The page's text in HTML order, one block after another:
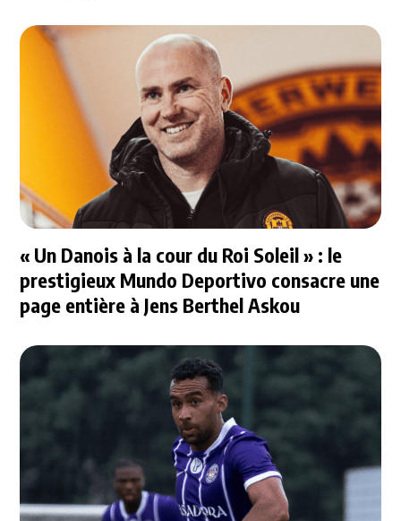
« Un Danois à la cour du Roi Soleil » : le
prestigieux Mundo Deportivo consacre une
page entière à Jens Berthel Askou